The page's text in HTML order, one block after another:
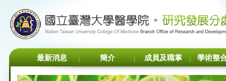
最新消息 簡介 成員及職掌 學術整